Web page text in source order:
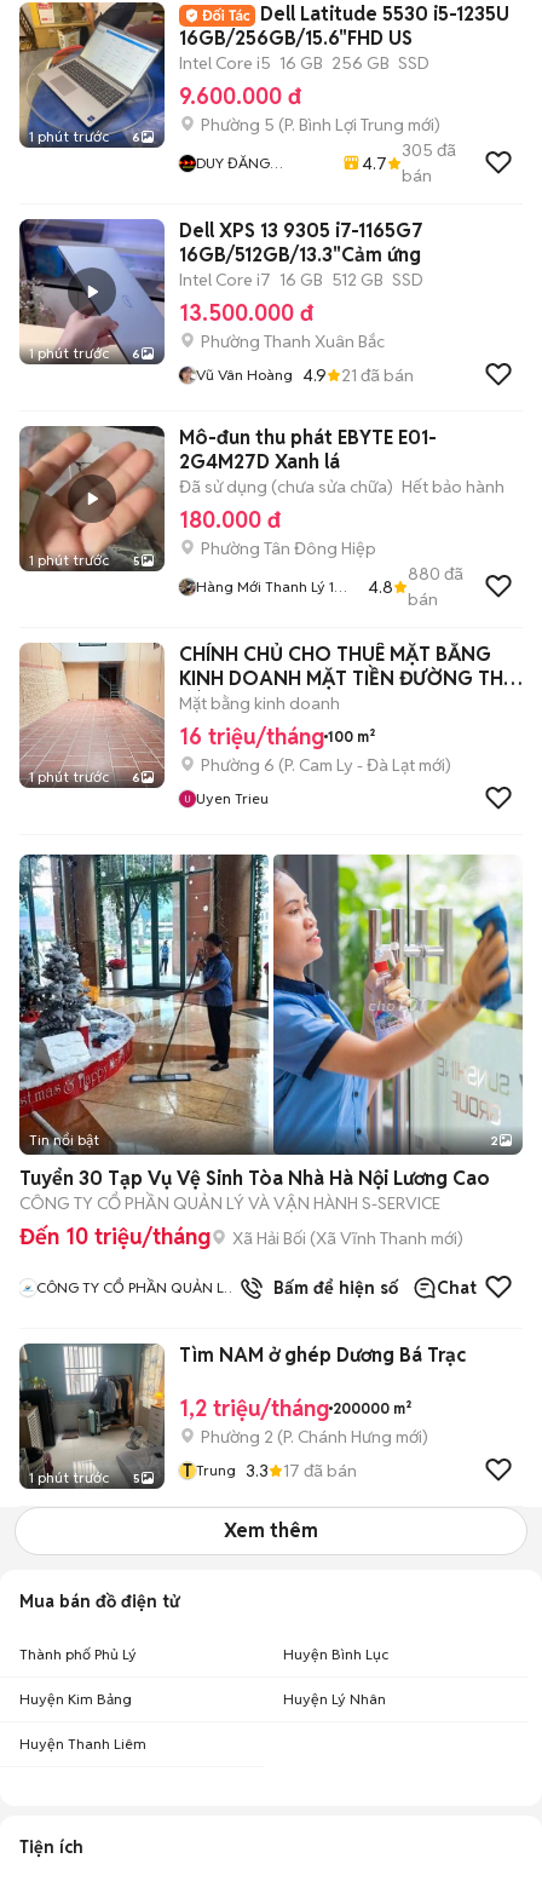
1 phút trước 6
Dell Latitude 5530 i5-1235U
16GB/256GB/15.6"FHD US
Intel Core i5 16 GB 256 GB SSD
9.600.000 đ
Phường 5 (P. Bình Lợi Trung mới)
DUY ĐĂNG
4.7
305 đã
bán
1 phút trước 6
Dell XPS 13 9305 i7-1165G7
16GB/512GB/13.3"Cảm ứng
Intel Core i7 16 GB 512 GB SSD
13.500.000 đ
Phường Thanh Xuân Bắc
Vũ Vân Hoàng 4.9 21 đã bán
1 phút trước 5
Mô-đun thu phát EBYTE E01-
2G4M27D Xanh lá
Đã sử dụng (chưa sửa chữa) Hết bảo hành
180.000 đ
Phường Tân Đông Hiệp
Hàng Mới Thanh Lý 1
4.8
880 đã
bán
1 phút trước 6
CHÍNH CHỦ CHO THUÊ MẶT BẰNG
KINH DOANH MẶT TIỀN ĐƯỜNG THI
SÁCH
Mặt bằng kinh doanh
16 triệu/tháng 100 m²
Phường 6 (P. Cam Ly - Đà Lạt mới)
Uyen Trieu
Tin nổi bật 2
Tuyển 30 Tạp Vụ Vệ Sinh Tòa Nhà Hà Nội Lương Cao
CÔNG TY CỔ PHẦN QUẢN LÝ VÀ VẬN HÀNH S-SERVICE
Đến 10 triệu/tháng Xã Hải Bối (Xã Vĩnh Thanh mới)
CÔNG TY CỔ PHẦN QUẢN LÝ
Bấm để hiện số Chat
1 phút trước 5
Tìm NAM ở ghép Dương Bá Trạc
1,2 triệu/tháng 200000 m²
Phường 2 (P. Chánh Hưng mới)
T Trung 3.3 17 đã bán
Xem thêm
Mua bán đồ điện tử
Thành phố Phủ Lý Huyện Bình Lục
Huyện Kim Bảng Huyện Lý Nhân
Huyện Thanh Liêm
Tiện ích